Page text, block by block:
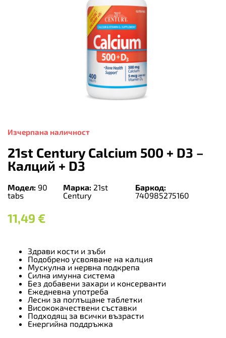
Изчерпана наличност
21st Century Calcium 500 + D3 –
Калций + D3
Модел: 90
tabs
Марка: 21st
Century
Баркод:
740985275160
11,49 €
Здрави кости и зъби
Подобрено усвояване на калция
Мускулна и нервна подкрепа
Силна имунна система
Без добавени захари и консерванти
Ежедневна употреба
Лесни за поглъщане таблетки
Висококачествени съставки
Подходящ за всички възрасти
Енергийна поддръжка